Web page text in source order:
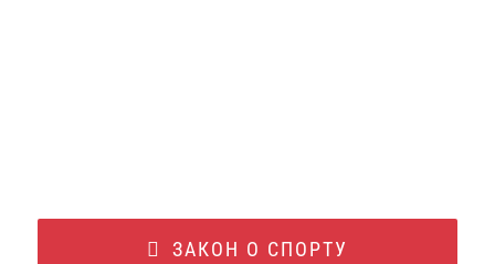
ЗАКОН О СПОРТУ